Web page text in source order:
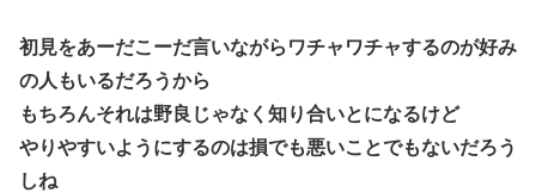
初見をあーだこーだ言いながらワチャワチャするのが好み
の人もいるだろうから
もちろんそれは野良じゃなく知り合いとになるけど
やりやすいようにするのは損でも悪いことでもないだろう
しね